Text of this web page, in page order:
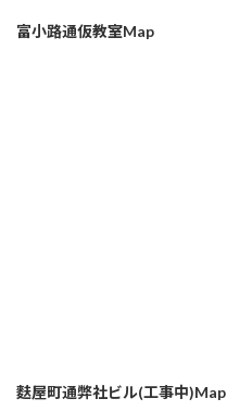
富小路通仮教室Map
麩屋町通弊社ビル(工事中)Map